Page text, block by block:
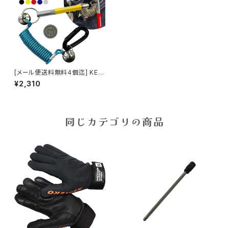
[メール便送料無料4個迄] KEM
EKO ケメコ NEWオーチャック
マグコード 多機能スタイラスペ
¥2,310
同じカテゴリの商品